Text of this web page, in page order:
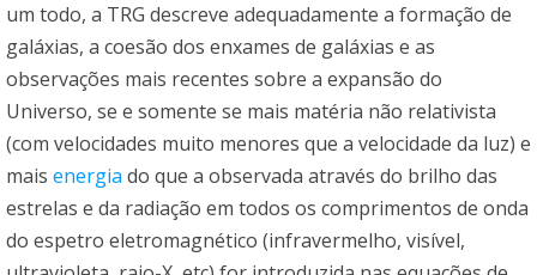
um todo, a TRG descreve adequadamente a formação de
galáxias, a coesão dos enxames de galáxias e as
observações mais recentes sobre a expansão do
Universo, se e somente se mais matéria não relativista
(com velocidades muito menores que a velocidade da luz) e
mais energia do que a observada através do brilho das
estrelas e da radiação em todos os comprimentos de onda
do espetro eletromagnético (infravermelho, visível,